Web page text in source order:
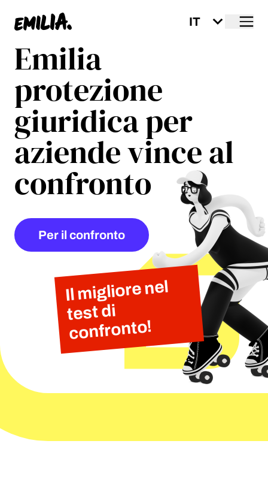
Il
migliore nel
test di
confronto!
Emilia
protezione
giuridica per
aziende vince al
confronto
Per il confronto